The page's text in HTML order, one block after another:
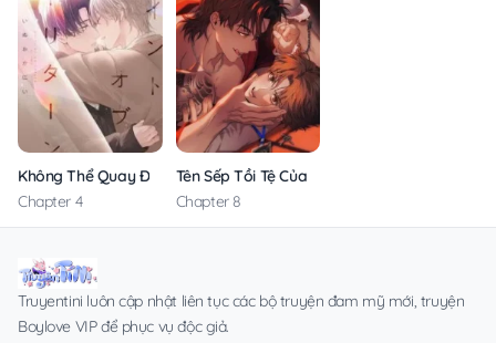
Không Thể Quay Đầu
Chapter 4
Tên Sếp Tồi Tệ Của Tôi
Chapter 8
Truyentini luôn cập nhật liên tục các bộ truyện đam mỹ mới, truyện
Boylove VIP để phục vụ độc giả.